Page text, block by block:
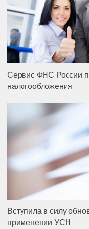
Сервис ФНС России
налогообложения
Вступила в силу
применении УСН